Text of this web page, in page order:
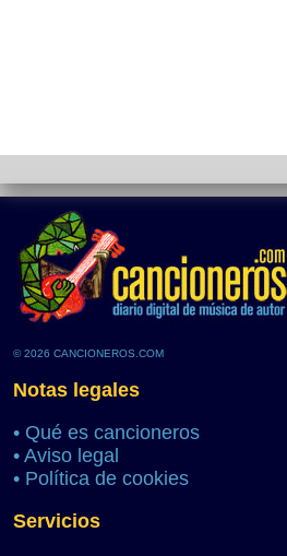
© 2026 CANCIONEROS.COM
Notas legales
• Qué es cancioneros
• Aviso legal
• Política de cookies
Servicios